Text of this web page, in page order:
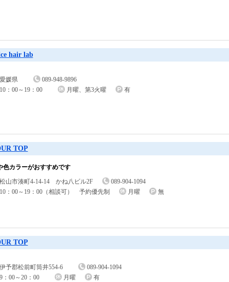
hair lab
愛媛県
089-948-9896
10：00～19：00
月曜、第3火曜 有
TOP
色カラーがおすすめです
松山市湊町4-14-14 かね八ビル2F
089-904-1094
10：00～19：00（相談可） 予約優先制
月曜 無
TOP
伊予郡松前町筒井554-6
089-904-1094
9：00～20：00
月曜 有